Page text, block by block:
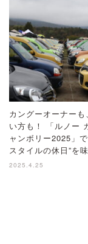
カングーオーナーも
い方も！ 「ルノー
ャンボリー2025」
スタイルの休日”を
2025.4.25